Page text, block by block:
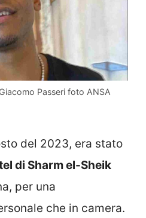
Passeri foto ANSA
del 2023, era stato
di Sharm el-Sheik
per una
che in camera.